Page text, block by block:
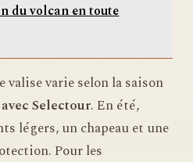
du volcan en toute
varie selon la saison
Selectour. En été,
légers, un chapeau et une
Pour les